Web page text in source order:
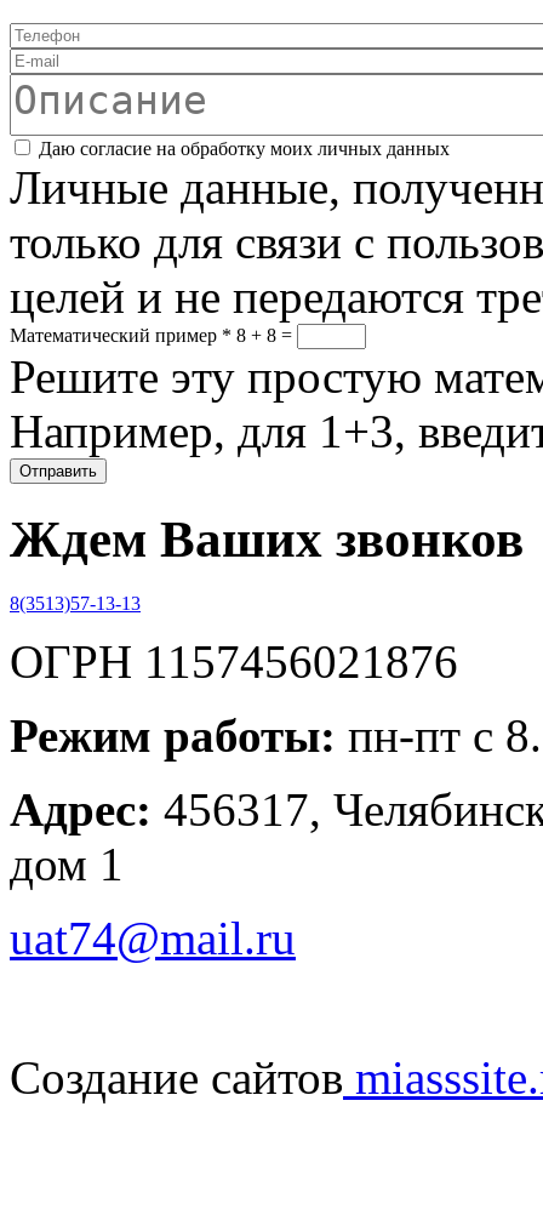
Телефон
E-mail
Описание
Соглашение*
Даю согласие на обработку моих личных данных
Личные данные,
только для связи с
целей и не передаются
Математический пример * 8 + 8 =
Решите эту простую
Например, для 1+3,
Ждем Ваших звонков
8(3513)57-13-13
ОГРН 1157456021876
Режим работы: пн-пт с
Адрес: 456317,
дом 1
uat74@mail.ru
Создание сайтов